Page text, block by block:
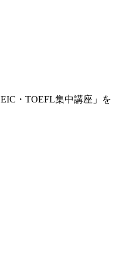
・TOEFL集中講座」を